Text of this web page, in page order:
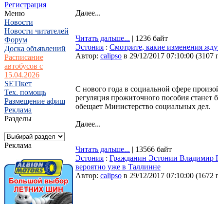
Регистрация
Меню
Новости
Новости читателей
Форум
Доска объявлений
Расписание
автобусов с
15.04.2026
SETIкет
Тех. помощь
Размещение афиш
Реклама
Разделы
Реклама
Далее...
Читать дальше... | 1236 байт
Эстония : Смотрите, какие изменения
Автор: calipso в 29/12/2017 07:10:00 (3107
С нового года в социальной сфере
регуляция прожиточного пособия станет
обещает Министерство социальных дел.
Далее...
Читать дальше... | 13566 байт
Эстония : Гражданин Эстонии Владимир
вероятно уже в Таллинне
Автор: calipso в 29/12/2017 07:10:00 (1672